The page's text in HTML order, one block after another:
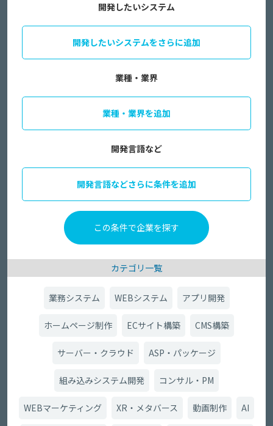
開発したいシステム
開発したいシステムをさらに追加
業種・業界
業種・業界を追加
開発言語など
開発言語などさらに条件を追加
カテゴリ一覧
業務システム WEBシステム アプリ開発
ホームページ制作 ECサイト構築 CMS構築
サーバー・クラウド ASP・パッケージ
組み込みシステム開発 コンサル・PM
WEBマーケティング XR・メタバース 動画制作 AI